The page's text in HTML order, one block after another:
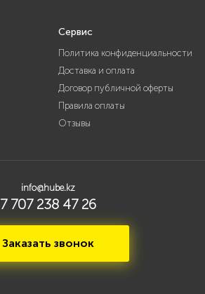
Сервис
Политика конфиденциальности
Доставка и оплата
Договор публичной оферты
Правила оплаты
Отзывы
info@hube.kz
7 707 238 47 26
Заказать звонок